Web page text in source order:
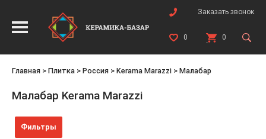
Заказать звонок
0 0
Главная > Плитка > Россия > Kerama Marazzi > Малабар
Малабар Kerama Marazzi
Фильтры